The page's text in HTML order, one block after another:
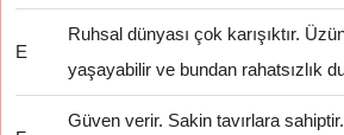
E
Ruhsal dünyası çok karışıktır.
yaşayabilir ve bundan rahatsızlık
Güven verir. Sakin tavırlara